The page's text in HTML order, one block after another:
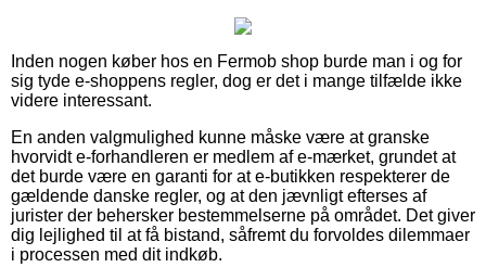
Inden nogen køber hos en Fermob shop burde man i og for
sig tyde e-shoppens regler, dog er det i mange tilfælde ikke
videre interessant.
En anden valgmulighed kunne måske være at granske
hvorvidt e-forhandleren er medlem af e-mærket, grundet at
det burde være en garanti for at e-butikken respekterer de
gældende danske regler, og at den jævnligt efterses af
jurister der behersker bestemmelserne på området. Det giver
dig lejlighed til at få bistand, såfremt du forvoldes dilemmaer
i processen med dit indkøb.